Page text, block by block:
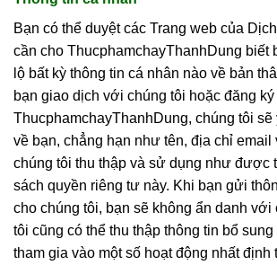
Bạn có thể duyệt các Trang web của
cần cho ThucphamchayThanhDung biết
lộ bất kỳ thông tin cá nhân nào về bản
bạn giao dịch với chúng tôi hoặc đăng
ThucphamchayThanhDung, chúng tôi sẽ
về bạn, chẳng hạn như tên, địa chỉ email
chúng tôi thu thập và sử dụng như được
sách quyền riêng tư này. Khi bạn gửi
cho chúng tôi, bạn sẽ không ẩn danh với
tôi cũng có thể thu thập thông tin bổ
tham gia vào một số hoạt động nhất định